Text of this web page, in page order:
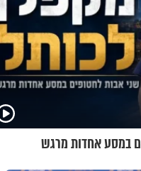
במסע אחדות מרגש